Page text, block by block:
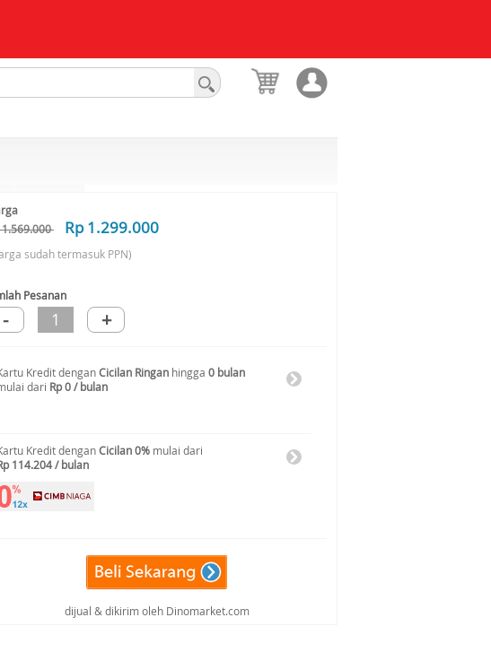
1.569.000
Rp 1.299.000
sudah termasuk PPN)
Pesanan
- 1 +
Kredit denganCicilan Ringan hingga 0 bulan
dari Rp 0 / bulan
Kredit denganCicilan 0% mulai dari
114.204 / bulan
dijual & dikirim oleh Dinomarket.com